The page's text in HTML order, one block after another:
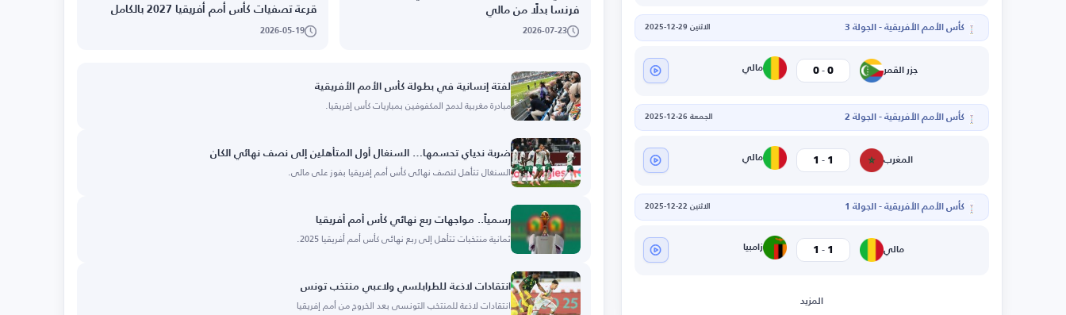
كأس الأمم الأفريقية - الجولة 3 الاثنين 29-12-2025
جزر القمر 0
-
0 مالي
كأس الأمم الأفريقية - الجولة 2 الجمعة 26-12-2025
المغرب 1
-
1 مالي
كأس الأمم الأفريقية - الجولة 1 الاثنين 22-12-2025
مالي 1
-
1 زامبيا
المزيد
فرنسا بدلًا من مالي
2026-07-23
قرعة تصفيات كأس أمم أفريقيا 2027 بالكامل
2026-05-19
لفتة إنسانية في بطولة كأس الأمم الأفريقية
مبادرة مغربية لدمج المكفوفين بمباريات كأس إفريقيا.
ضربة ندياي تحسمها… السنغال أول المتأهلين إلى نصف نهائي الكان
السنغال تتأهل لنصف نهائي كأس أمم إفريقيا بفوز على مالي.
رسمياً.. مواجهات ربع نهائي كأس أمم أفريقيا
ثمانية منتخبات تتأهل إلى ربع نهائي كأس أمم أفريقيا 2025.
انتقادات لاذعة للطرابلسي ولاعبي منتخب تونس
انتقادات لاذعة للمنتخب التونسي بعد الخروج من أمم إفريقيا